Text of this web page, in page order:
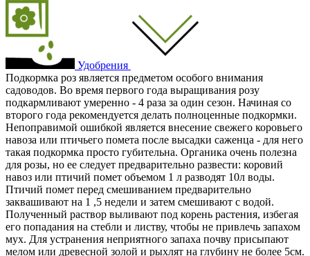
Удобрения
Подкормка роз является предметом особого внимания
садоводов. Во время первого года выращивания розу
подкармливают умеренно - 4 раза за один сезон. Начиная со
второго года рекомендуется делать полноценные подкормки.
Непоправимой ошибкой является внесение свежего коровьего
навоза или птичьего помета после высадки саженца - для него
такая подкормка просто губительна. Органика очень полезна
для розы, но ее следует предварительно развести: коровий
навоз или птичий помет объемом 1 л разводят 10л воды.
Птичий помет перед смешиванием предварительно
заквашивают на 1 ,5 недели и затем смешивают с водой.
Полученный раствор выливают под корень растения, избегая
его попадания на стебли и листву, чтобы не привлечь запахом
мух. Для устранения неприятного запаха почву присыпают
мелом или древесной золой и рыхлят на глубину не более 5см.